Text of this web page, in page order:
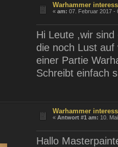
Warhammer
«am: 07. Februar 2017 -
Hi Leute ,wir
die noch Lust
einer Partie
Schreibt einfach
Warhammer
«Antwort #1 am: 10.
Hallo